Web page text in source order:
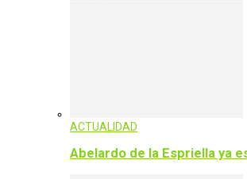
ACTUALIDAD
Abelardo de la Espriella ya